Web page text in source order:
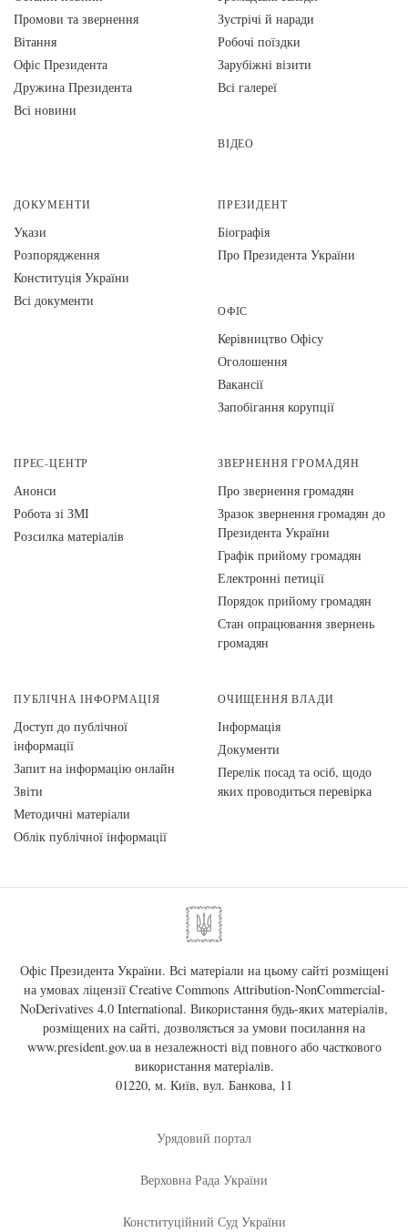
Промови та звернення
Вiтання
Офіс Президента
Дружина Президента
Всі новини
Зустрічі й наради
Робочі поїздки
Зарубіжні візити
Всі галереї
ВІДЕО
ДОКУМЕНТИ
Укази
Розпорядження
Конституція України
Всі документи
ПРЕЗИДЕНТ
Біографія
Про Президента України
ОФІС
Керівництво Офісу
Оголошення
Вакансії
Запобігання корупції
ПРЕС-ЦЕНТР
Анонси
Робота зі ЗМІ
Розсилка матеріалів
ЗВЕРНЕННЯ ГРОМАДЯН
Про звернення громадян
Зразок звернення громадян до
Президента України
Графік прийому громадян
Електронні петиції
Порядок прийому громадян
Стан опрацювання звернень
громадян
ПУБЛІЧНА ІНФОРМАЦІЯ
Доступ до публічної
інформації
Запит на інформацію онлайн
Звіти
Методичні матеріали
Облік публічної інформації
ОЧИЩЕННЯ ВЛАДИ
Інформація
Документи
Перелік посад та осіб, щодо
яких проводиться перевірка
Офіс Президента України. Всі матеріали на цьому сайті розміщені
на умовах ліцензії Creative Commons Attribution-NonCommercial-
NoDerivatives 4.0 International. Використання будь-яких матеріалів,
розміщених на сайті, дозволяється за умови посилання на
www.president.gov.uaв незалежності від повного або часткового
використання матеріалів.
01220, м. Київ, вул. Банкова, 11
Урядовий портал
Верховна Рада України
Конституційний Суд України